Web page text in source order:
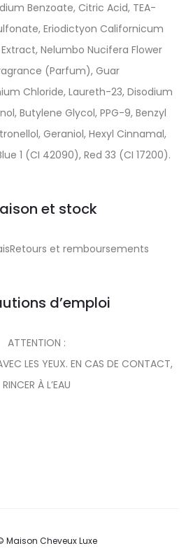
Benzoate, Citric Acid, TEA-
Eriodictyon Californicum
Nelumbo Nucifera Flower
(Parfum), Guar
Chloride, Laureth-23, Disodium
Butylene Glycol, PPG-9, Benzyl
Geraniol, Hexyl Cinnamal,
1 (CI 42090), Red 33 (CI 17200).
et stock
et remboursements
d’emploi
ATTENTION :
LES YEUX. EN CAS DE CONTACT,
RINCER À L’EAU
Maison Cheveux Luxe